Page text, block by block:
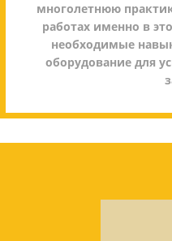
многолетнюю
работах именно в
необходимые
оборудование для